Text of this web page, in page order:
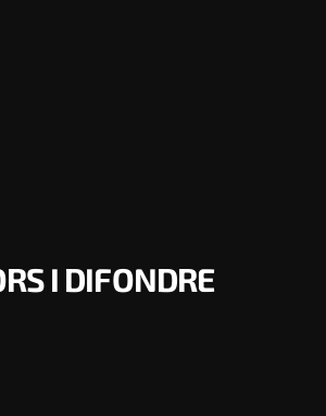
I DIFONDRE